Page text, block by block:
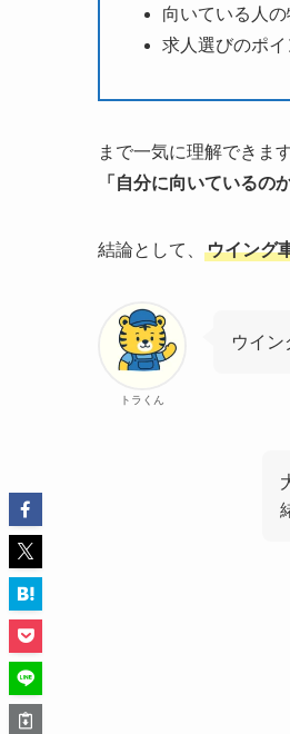
向いている人
求人選びのポイ
まで一気に理解できます
「自分に向いているの
結論として、 ウイング
トラくん
ウイ